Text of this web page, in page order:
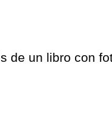
de un libro con